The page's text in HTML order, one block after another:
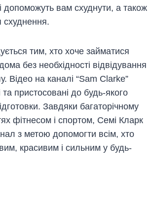
допоможуть вам схуднути, а також
схуднення.
тим, хто хоче займатися
без необхідності відвідування
Відео на каналі “Sam Clarke”
та пристосовані до будь-якого
Завдяки багаторічному
фітнесом і спортом, Семі Кларк
з метою допомогти всім, хто
красивим і сильним у будь-